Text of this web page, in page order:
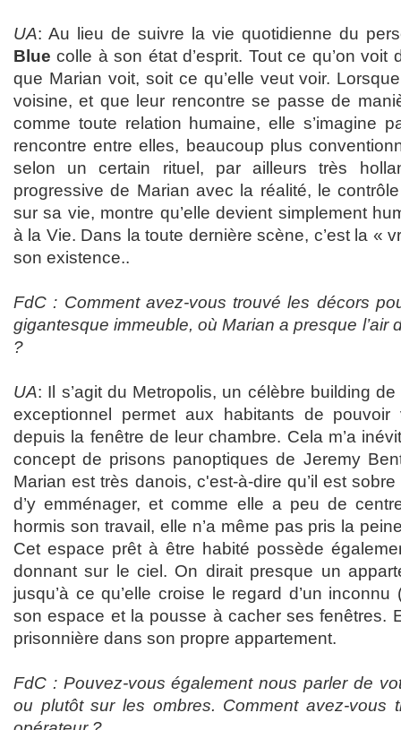
UA: Au lieu de suivre la vie quotidienne du
Blue colle à son état d’esprit. Tout ce qu’on voit
que Marian voit, soit ce qu’elle veut voir.
voisine, et que leur rencontre se passe de
comme toute relation humaine, elle s’imagine
rencontre entre elles, beaucoup plus
selon un certain rituel, par ailleurs très
progressive de Marian avec la réalité, le
sur sa vie, montre qu’elle devient simplement
à la Vie. Dans la toute dernière scène, c’est la «
son existence..
FdC : Comment avez-vous trouvé les décors
gigantesque immeuble, où Marian a presque l’air
?
UA: Il s’agit du Metropolis, un célèbre building
exceptionnel permet aux habitants de
depuis la fenêtre de leur chambre. Cela m’a
concept de prisons panoptiques de Jeremy
Marian est très danois, c'est-à-dire qu’il est
d’y emménager, et comme elle a peu de
hormis son travail, elle n’a même pas pris la
Cet espace prêt à être habité possède
donnant sur le ciel. On dirait presque un
jusqu’à ce qu’elle croise le regard d’un
son espace et la pousse à cacher ses fenêtres.
prisonnière dans son propre appartement.
FdC : Pouvez-vous également nous parler de
ou plutôt sur les ombres. Comment avez-vous